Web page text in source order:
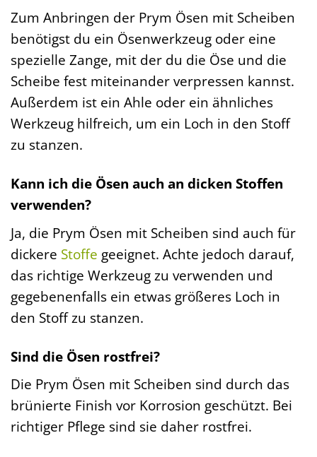
Zum Anbringen der Prym Ösen mit Scheiben
benötigst du ein Ösenwerkzeug oder eine
spezielle Zange, mit der du die Öse und die
Scheibe fest miteinander verpressen kannst.
Außerdem ist ein Ahle oder ein ähnliches
Werkzeug hilfreich, um ein Loch in den Stoff
zu stanzen.
Kann ich die Ösen auch an dicken Stoffen
verwenden?
Ja, die Prym Ösen mit Scheiben sind auch für
dickere Stoffe geeignet. Achte jedoch darauf,
das richtige Werkzeug zu verwenden und
gegebenenfalls ein etwas größeres Loch in
den Stoff zu stanzen.
Sind die Ösen rostfrei?
Die Prym Ösen mit Scheiben sind durch das
brünierte Finish vor Korrosion geschützt. Bei
richtiger Pflege sind sie daher rostfrei.